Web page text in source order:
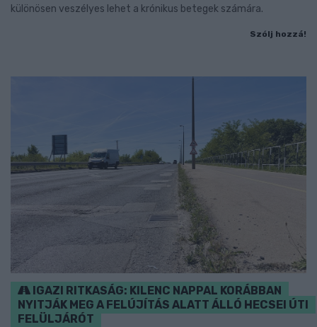
különösen veszélyes lehet a krónikus betegek számára.
Szólj hozzá!
IGAZI RITKASÁG: KILENC NAPPAL KORÁBBAN
NYITJÁK MEG A FELÚJÍTÁS ALATT ÁLLÓ HECSEI ÚTI
FELÜLJÁRÓT